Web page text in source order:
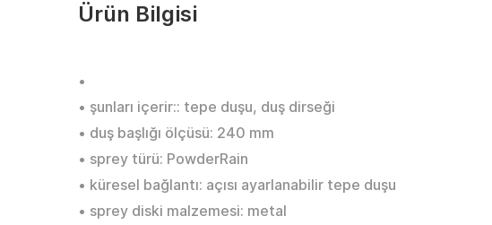
Ürün Bilgisi
•
• şunları içerir:: tepe duşu, duş dirseği
• duş başlığı ölçüsü: 240 mm
• sprey türü: PowderRain
• küresel bağlantı: açısı ayarlanabilir tepe duşu
• sprey diski malzemesi: metal